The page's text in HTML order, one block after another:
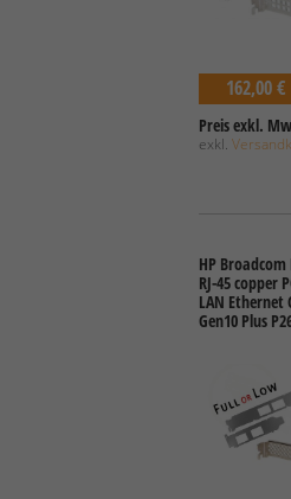
162,00 €
Preis exkl.
exkl.
HP Broadcom
RJ-45 copper
LAN Ethernet
Gen10 Plus